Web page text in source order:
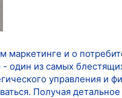
маркетинге и о
- один из самых
управления и
Получая